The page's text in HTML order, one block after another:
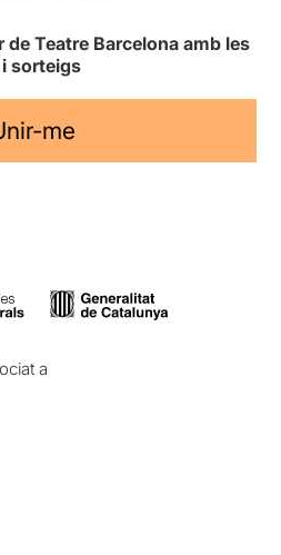
Teatre Barcelona amb les
sorteigs
me
a